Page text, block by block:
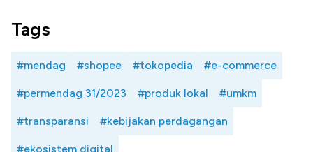
Tags
#mendag #shopee #tokopedia #e-commerce
#permendag 31/2023 #produk lokal #umkm
#transparansi #kebijakan perdagangan
#ekosistem digital